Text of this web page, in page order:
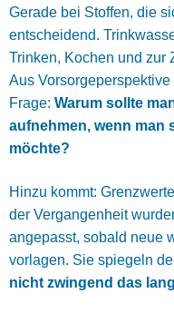
Gerade bei Stoffen, die
entscheidend.
Trinken, Kochen und zur
Aus
Frage: Warum sollte
aufnehmen, wenn man
möchte?
Hinzu kommt:
der Vergangenheit
angepasst, sobald neue
vorlagen. Sie spiegeln
nicht zwingend das